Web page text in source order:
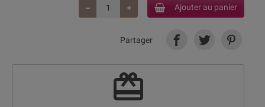
Ajouter au panier
Partager
redeem